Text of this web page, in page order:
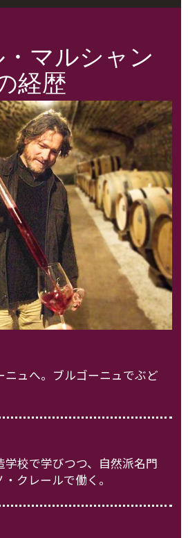
マルシャン
経歴
ニュへ。ブルゴーニュでぶど
学校で学びつつ、自然派名門
クレールで働く。